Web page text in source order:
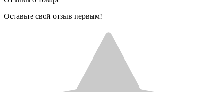
Оставьте свой отзыв первым!